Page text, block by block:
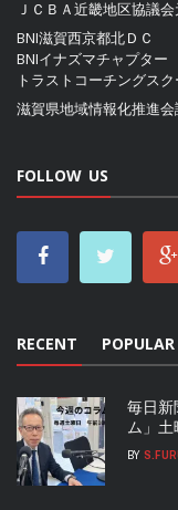
ＪＣＢＡ近畿地区協議会
BNI滋賀西京都北ＤＣ
BNIイナズマチャプター
トラストコーチングス
滋賀県地域情報化推進会
FOLLOW US
RECENT POPULAR
毎日新
ム」土
BY